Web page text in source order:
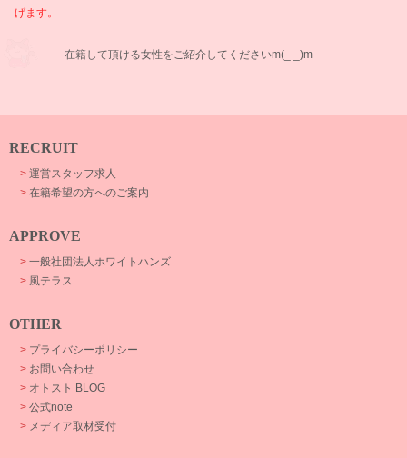
げます。
在籍して頂ける女性をご紹介してくださいm(_ _)m
RECRUIT
> 運営スタッフ求人
> 在籍希望の方へのご案内
APPROVE
> 一般社団法人ホワイトハンズ
> 風テラス
OTHER
> プライバシーポリシー
> お問い合わせ
> オトスト BLOG
> 公式note
> メディア取材受付